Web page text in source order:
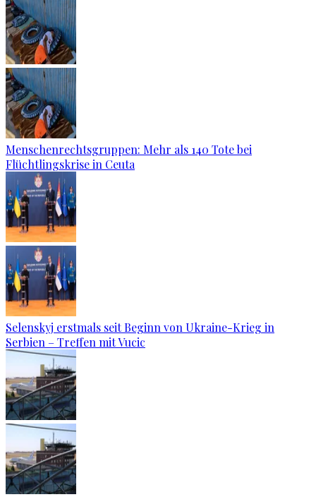
Menschenrechtsgruppen: Mehr als 140 Tote bei
Flüchtlingskrise in Ceuta
Selenskyj erstmals seit Beginn von Ukraine-Krieg in
Serbien – Treffen mit Vucic